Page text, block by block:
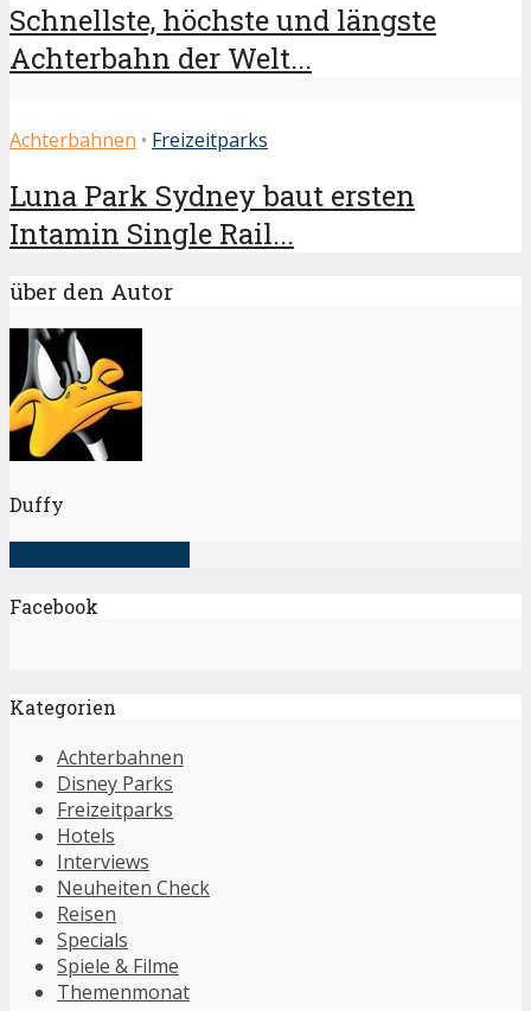
Schnellste, höchste und längste
Achterbahn der Welt...
Achterbahnen • Freizeitparks
Luna Park Sydney baut ersten
Intamin Single Rail...
über den Autor
Duffy
Facebook
Kategorien
Achterbahnen
Disney Parks
Freizeitparks
Hotels
Interviews
Neuheiten Check
Reisen
Specials
Spiele & Filme
Themenmonat